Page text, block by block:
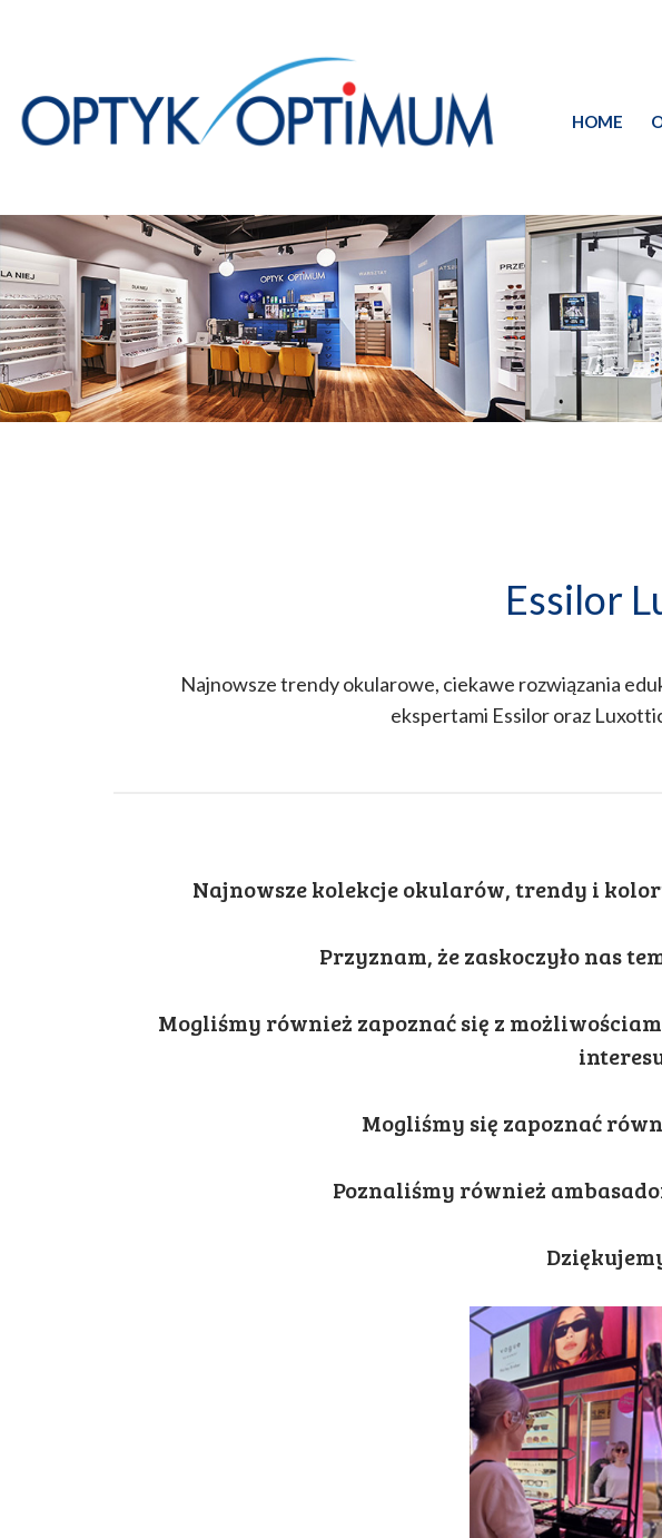
HOME
Essilor
Najnowsze trendy okularowe, ciekawe rozwiązania
ekspertami Essilor oraz
Najnowsze kolekcje okularów, trendy i
Przyznam, że zaskoczyło nas
Mogliśmy również zapoznać się z
Mogliśmy się zapoznać
Poznaliśmy również